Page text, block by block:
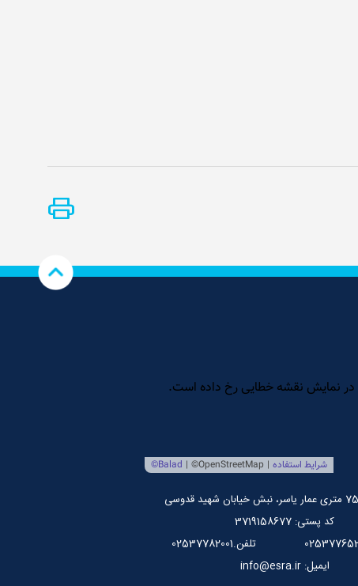
کد پستی: 3719158677
تلفن.02537782001
ایمیل: info@esra.ir